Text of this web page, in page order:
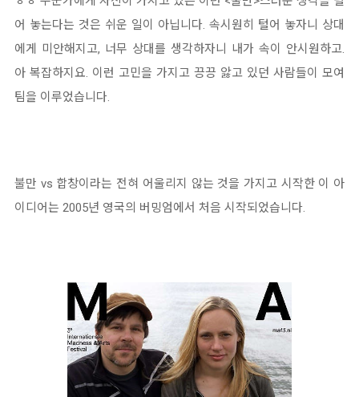
어 놓는다는 것은 쉬운 일이 아닙니다. 속시원히 털어 놓자니 상대
에게 미안해지고, 너무 상대를 생각하자니 내가 속이 안시원하고.
아 복잡하지요. 이런 고민을 가지고 끙끙 앓고 있던 사람들이 모여
팀을 이루었습니다.
불만 vs 합창이라는 전혀 어울리지 않는 것을 가지고 시작한 이 아
이디어는 2005년 영국의 버밍엄에서 처음 시작되었습니다.